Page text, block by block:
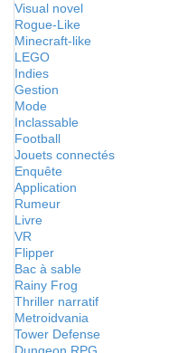
Visual novel
Rogue-Like
Minecraft-like
LEGO
Indies
Gestion
Mode
Inclassable
Football
Jouets connectés
Enquête
Application
Rumeur
Livre
VR
Flipper
Bac à sable
Rainy Frog
Thriller narratif
Metroidvania
Tower Defense